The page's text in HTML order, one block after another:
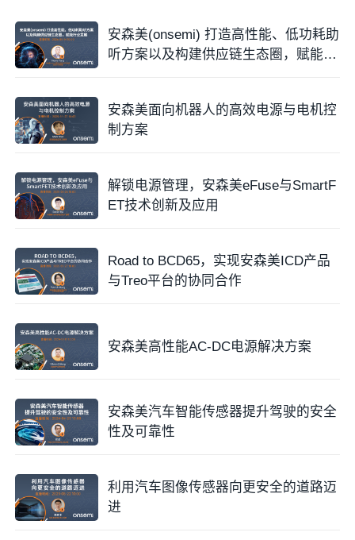
安森美(onsemi) 打造高性能、低功耗助
听方案以及构建供应链生态圈，赋能行
安森美面向机器人的高效电源与电机控
制方案
解锁电源管理，安森美eFuse与SmartF
ET技术创新及应用
Road to BCD65，实现安森美ICD产品
与Treo平台的协同合作
安森美高性能AC-DC电源解决方案
安森美汽车智能传感器提升驾驶的安全
性及可靠性
利用汽车图像传感器向更安全的道路迈
进